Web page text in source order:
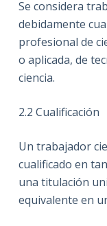
Se considera
debidamente
profesional de
o aplicada, de
ciencia.
2.2 Cualificación
Un trabajador
cualificado en
una titulación
equivalente en